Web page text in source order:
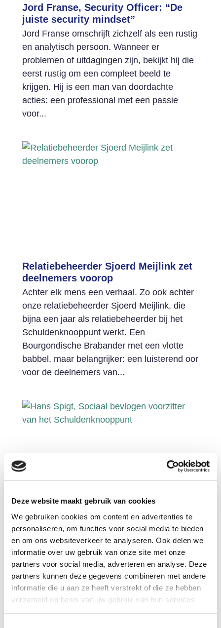
Deze website maakt gebruik van cookies
We gebruiken cookies om content en advertenties te
personaliseren, om functies voor social media te bieden
en om ons websiteverkeer te analyseren. Ook delen we
informatie over uw gebruik van onze site met onze
partners voor social media, adverteren en analyse. Deze
partners kunnen deze gegevens combineren met andere
informatie die u aan ze heeft verstrekt of die ze hebben
verzameld op basis van uw gebruik van hun services.
Jord Franse, Security Officer: “De
juiste security mindset”
Jord Franse omschrijft zichzelf als een rustig
en analytisch persoon. Wanneer er
problemen of uitdagingen zijn, bekijkt hij die
eerst rustig om een compleet beeld te
krijgen. Hij is een man van doordachte
acties: een professional met een passie
voor...
Relatiebeheerder Sjoerd Meijlink zet
deelnemers voorop
Achter elk mens een verhaal. Zo ook achter
onze relatiebeheerder Sjoerd Meijlink, die
bijna een jaar als relatiebeheerder bij het
Schuldenknooppunt werkt. Een
Bourgondische Brabander met een vlotte
babbel, maar belangrijker: een luisterend oor
voor de deelnemers van...
Hans Spigt, Sociaal bevlogen
voorzitter van het
Schuldenknooppunt
Wanneer je Hans Spigt op het internet
opzoekt, zie je direct dat je te maken hebt
met een sociaal betrokken professional.
Zijn carrière is gevuld met
(bestuurs)functies waar hij zijn stempel